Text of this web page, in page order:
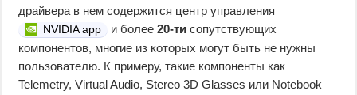
драйвера в нем содержится центр управления
NVIDIA app и более 20-ти сопутствующих
компонентов, многие из которых могут быть не нужны
пользователю. К примеру, такие компоненты как
Telemetry, Virtual Audio, Stereo 3D Glasses или Notebook